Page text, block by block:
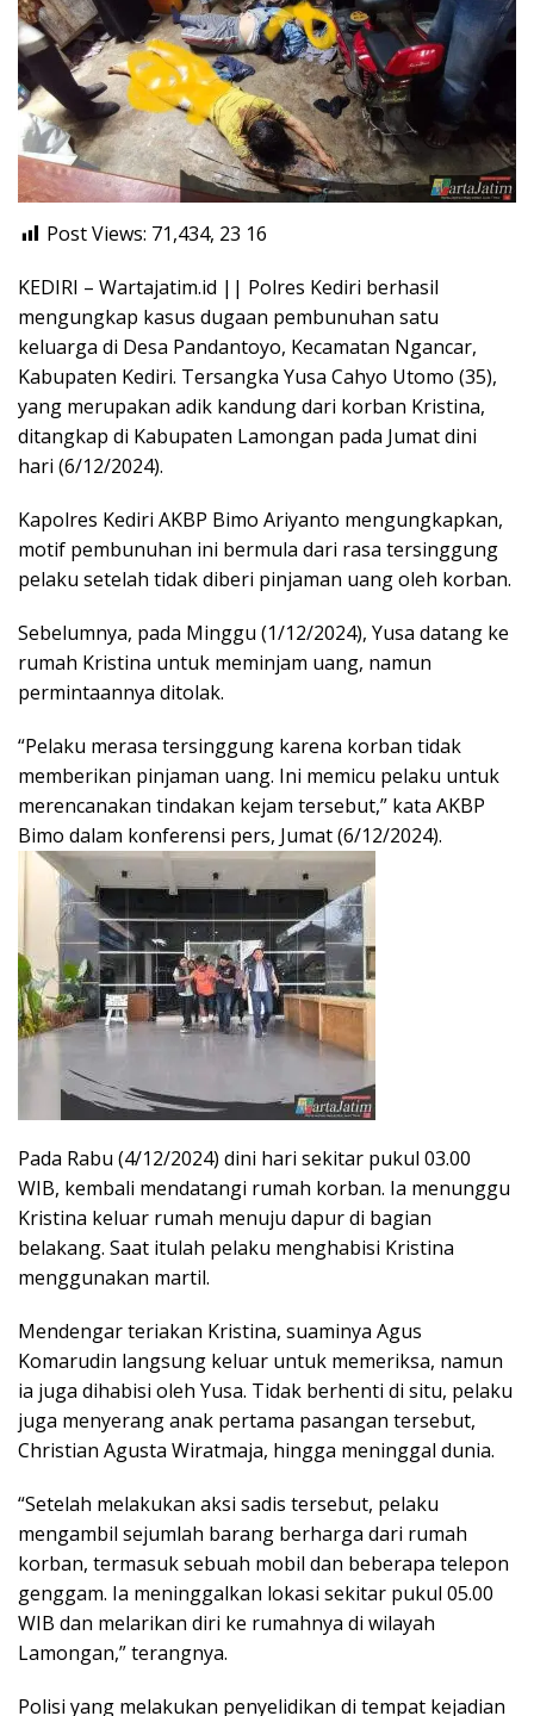
Post Views: 71,434, 23 16
KEDIRI – Wartajatim.id || Polres Kediri berhasil
mengungkap kasus dugaan pembunuhan satu
keluarga di Desa Pandantoyo, Kecamatan Ngancar,
Kabupaten Kediri. Tersangka Yusa Cahyo Utomo (35),
yang merupakan adik kandung dari korban Kristina,
ditangkap di Kabupaten Lamongan pada Jumat dini
hari (6/12/2024).
Kapolres Kediri AKBP Bimo Ariyanto mengungkapkan,
motif pembunuhan ini bermula dari rasa tersinggung
pelaku setelah tidak diberi pinjaman uang oleh korban.
Sebelumnya, pada Minggu (1/12/2024), Yusa datang ke
rumah Kristina untuk meminjam uang, namun
permintaannya ditolak.
“Pelaku merasa tersinggung karena korban tidak
memberikan pinjaman uang. Ini memicu pelaku untuk
merencanakan tindakan kejam tersebut,” kata AKBP
Bimo dalam konferensi pers, Jumat (6/12/2024).
Pada Rabu (4/12/2024) dini hari sekitar pukul 03.00
WIB, kembali mendatangi rumah korban. Ia menunggu
Kristina keluar rumah menuju dapur di bagian
belakang. Saat itulah pelaku menghabisi Kristina
menggunakan martil.
Mendengar teriakan Kristina, suaminya Agus
Komarudin langsung keluar untuk memeriksa, namun
ia juga dihabisi oleh Yusa. Tidak berhenti di situ, pelaku
juga menyerang anak pertama pasangan tersebut,
Christian Agusta Wiratmaja, hingga meninggal dunia.
“Setelah melakukan aksi sadis tersebut, pelaku
mengambil sejumlah barang berharga dari rumah
korban, termasuk sebuah mobil dan beberapa telepon
genggam. Ia meninggalkan lokasi sekitar pukul 05.00
WIB dan melarikan diri ke rumahnya di wilayah
Lamongan,” terangnya.
Polisi yang melakukan penyelidikan di tempat kejadian